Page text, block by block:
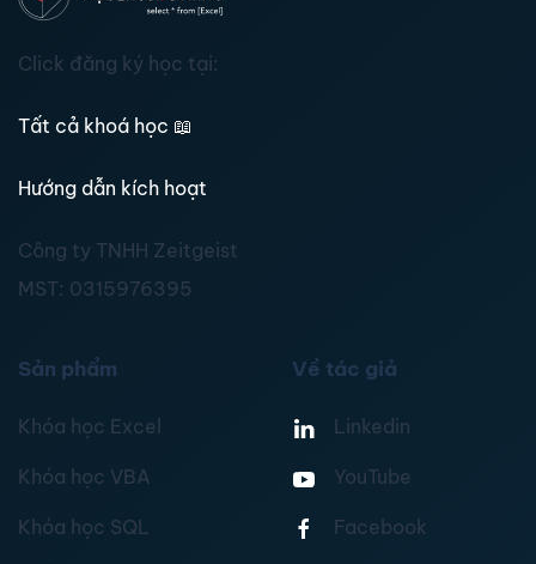
Click đăng ký học tại:
Tất cả khoá học 📖
Hướng dẫn kích hoạt
Công ty TNHH Zeitgeist
MST: 0315976395
Sản phẩm
Khóa học Excel
Khóa học VBA
Khóa học SQL
Về tác giả
Linkedin
YouTube
Facebook